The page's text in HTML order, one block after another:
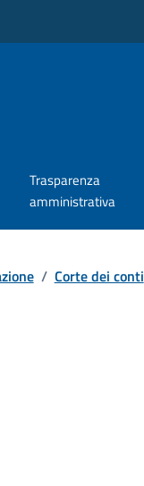
Trasparenza
amministrativa
/ Corte dei conti